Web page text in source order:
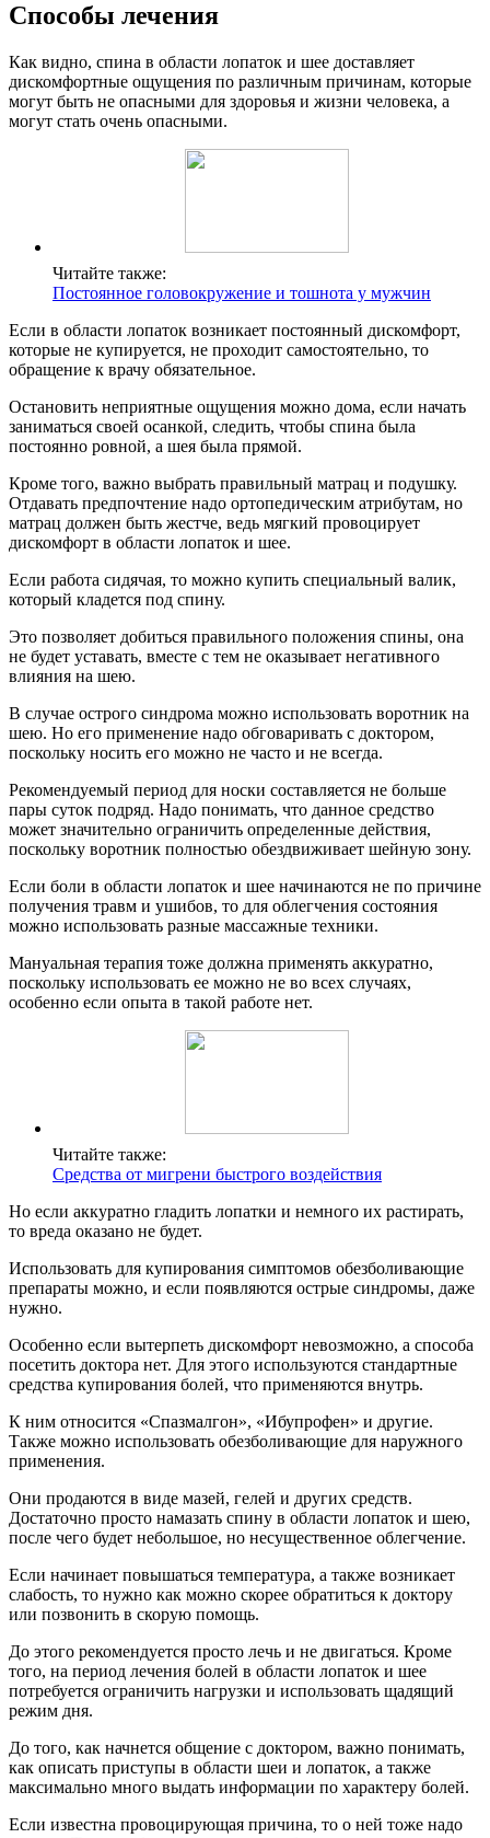
Способы лечения
Как видно, спина в области лопаток и шее доставляет
дискомфортные ощущения по различным причинам, которые
могут быть не опасными для здоровья и жизни человека, а
могут стать очень опасными.
Читайте также:
Постоянное головокружение и тошнота у мужчин
Если в области лопаток возникает постоянный дискомфорт,
которые не купируется, не проходит самостоятельно, то
обращение к врачу обязательное.
Остановить неприятные ощущения можно дома, если начать
заниматься своей осанкой, следить, чтобы спина была
постоянно ровной, а шея была прямой.
Кроме того, важно выбрать правильный матрац и подушку.
Отдавать предпочтение надо ортопедическим атрибутам, но
матрац должен быть жестче, ведь мягкий провоцирует
дискомфорт в области лопаток и шее.
Если работа сидячая, то можно купить специальный валик,
который кладется под спину.
Это позволяет добиться правильного положения спины, она
не будет уставать, вместе с тем не оказывает негативного
влияния на шею.
В случае острого синдрома можно использовать воротник на
шею. Но его применение надо обговаривать с доктором,
поскольку носить его можно не часто и не всегда.
Рекомендуемый период для носки составляется не больше
пары суток подряд. Надо понимать, что данное средство
может значительно ограничить определенные действия,
поскольку воротник полностью обездвиживает шейную зону.
Если боли в области лопаток и шее начинаются не по причине
получения травм и ушибов, то для облегчения состояния
можно использовать разные массажные техники.
Мануальная терапия тоже должна применять аккуратно,
поскольку использовать ее можно не во всех случаях,
особенно если опыта в такой работе нет.
Читайте также:
Средства от мигрени быстрого воздействия
Но если аккуратно гладить лопатки и немного их растирать,
то вреда оказано не будет.
Использовать для купирования симптомов обезболивающие
препараты можно, и если появляются острые синдромы, даже
нужно.
Особенно если вытерпеть дискомфорт невозможно, а способа
посетить доктора нет. Для этого используются стандартные
средства купирования болей, что применяются внутрь.
К ним относится «Спазмалгон», «Ибупрофен» и другие.
Также можно использовать обезболивающие для наружного
применения.
Они продаются в виде мазей, гелей и других средств.
Достаточно просто намазать спину в области лопаток и шею,
после чего будет небольшое, но несущественное облегчение.
Если начинает повышаться температура, а также возникает
слабость, то нужно как можно скорее обратиться к доктору
или позвонить в скорую помощь.
До этого рекомендуется просто лечь и не двигаться. Кроме
того, на период лечения болей в области лопаток и шее
потребуется ограничить нагрузки и использовать щадящий
режим дня.
До того, как начнется общение с доктором, важно понимать,
как описать приступы в области шеи и лопаток, а также
максимально много выдать информации по характеру болей.
Если известна провоцирующая причина, то о ней тоже надо